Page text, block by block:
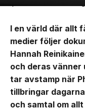
I en värld där allt
medier följer
Hannah
och deras vänner
tar avstamp när
tillbringar
och samtal om